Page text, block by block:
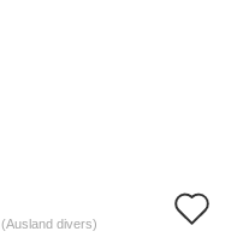
(Ausland divers)